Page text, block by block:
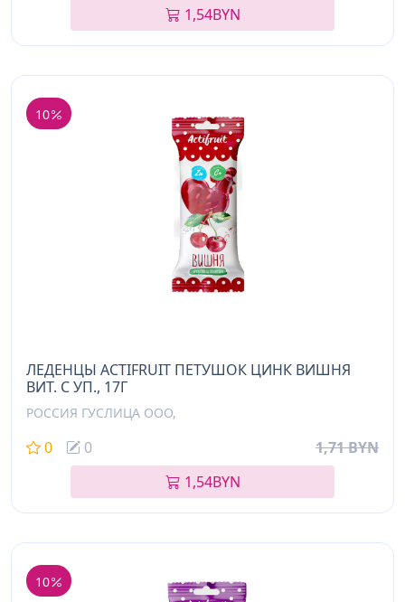
1,54BYN
10
ЛЕДЕНЦЫ ACTIFRUIT ПЕТУШОК ЦИНК ВИШНЯ
ВИТ. C УП., 17Г
РОССИЯ ГУСЛИЦА ООО,
0 0
1,71 BYN
1,54BYN
10